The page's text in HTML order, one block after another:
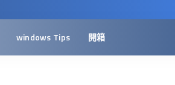
windows Tips 開箱